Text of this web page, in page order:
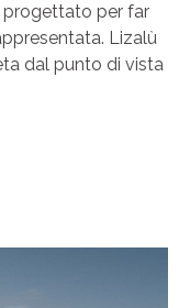
progettato per far
Lizalù
dal punto di vista